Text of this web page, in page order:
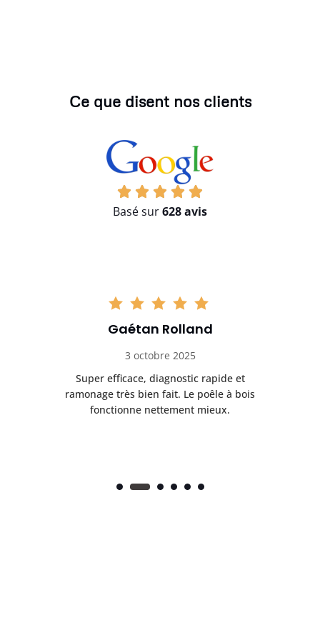
Ce que disent nos clients
Basé sur628 avis
Gaétan Rolland
3 octobre 2025
Super efficace, diagnostic rapide et
ramonage très bien fait. Le poêle à bois
fonctionne nettement mieux.